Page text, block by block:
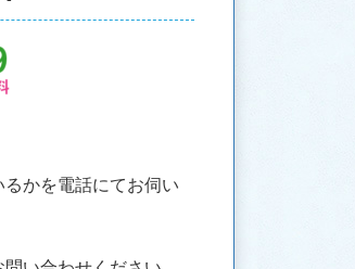
かを電話にてお伺い